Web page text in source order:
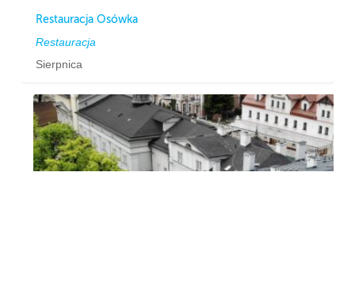
Restauracja Osówka
Restauracja
Sierpnica